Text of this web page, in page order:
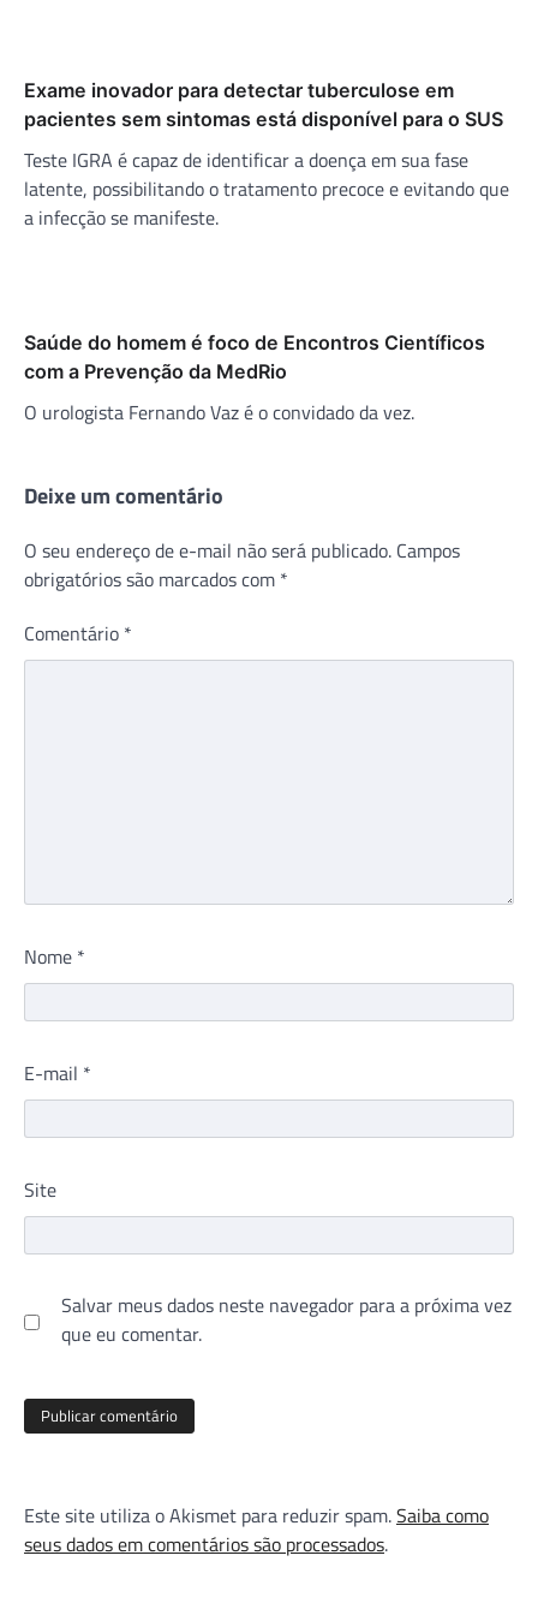
Exame inovador para detectar tuberculose em
pacientes sem sintomas está disponível para o SUS
Teste IGRA é capaz de identificar a doença em sua fase
latente, possibilitando o tratamento precoce e evitando que
a infecção se manifeste.
Saúde do homem é foco de Encontros Científicos
com a Prevenção da MedRio
O urologista Fernando Vaz é o convidado da vez.
Deixe um comentário
O seu endereço de e-mail não será publicado. Campos
obrigatórios são marcados com *
Comentário *
Nome *
E-mail *
Site
Salvar meus dados neste navegador para a próxima vez
que eu comentar.
Este site utiliza o Akismet para reduzir spam.Saiba como
seus dados em comentários são processados.